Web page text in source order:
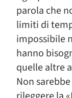
parola che
limiti di
impossibile
hanno
quelle altre
Non